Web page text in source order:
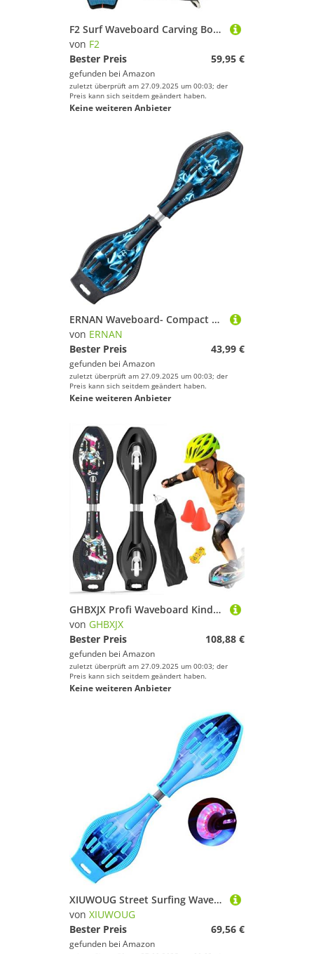
F2 Surf Waveboard Carving Board Street Surfer Skateboard Schwarz/Bunt 2025
von F2
Bester Preis
59,95 €
gefunden bei Amazon
zuletzt überprüft am 27.09.2025 um 00:03; der
Preis kann sich seitdem geändert haben.
Keine weiteren Anbieter
ERNAN Waveboard- Compact Lightweight Caster Board Kids/Teens. Waveboard Kinder Street Surfen Caster Torsion Skateboard Double Decks Casterboards Mit LED Leuchtrollen (HSK)
von ERNAN
Bester Preis
43,99 €
gefunden bei Amazon
zuletzt überprüft am 27.09.2025 um 00:03; der
Preis kann sich seitdem geändert haben.
Keine weiteren Anbieter
GHBXJX Profi Waveboard Kinder ab 10 Jahre mit ABEC-7, Street Surfing Waveboards Erwachsene, Snakeboard mit Anti-Rutsch Noppen, Skateboard für Mädchen und Junge, Bis 100kg, inkl. Tasche,Der könig
von GHBXJX
Bester Preis
108,88 €
gefunden bei Amazon
zuletzt überprüft am 27.09.2025 um 00:03; der
Preis kann sich seitdem geändert haben.
Keine weiteren Anbieter
XIUWOUG Street Surfing Waveboard | Double Wheel Scooter Caster Board Mit LED-Blitzrad | Bis 200 Kg | Anti-Rutsch-Schlangenbrett Geeignet Für Kinder Und Jugendliche Anfänger Skateboard,16,83CM*23CM*9CM
von XIUWOUG
Bester Preis
69,56 €
gefunden bei Amazon